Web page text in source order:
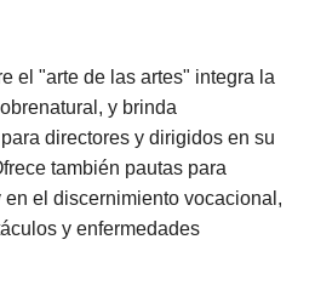
el "arte de las artes" integra la
y brinda
directores y dirigidos en su
también pautas para
el discernimiento vocacional,
y enfermedades